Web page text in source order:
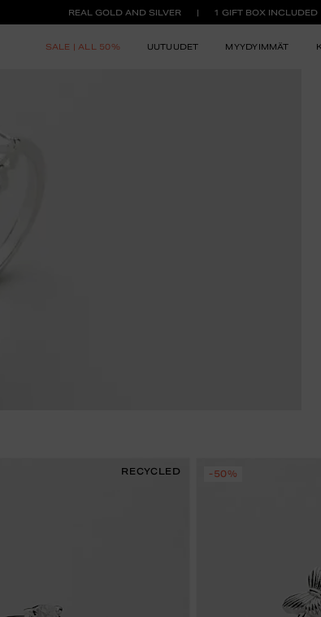
REAL GOLD AND SILVER 1 GIFT BOX INCLUDED
SALE | ALL 50% UUTUUDET MYYDYIMMÄT
RECYCLED -50%